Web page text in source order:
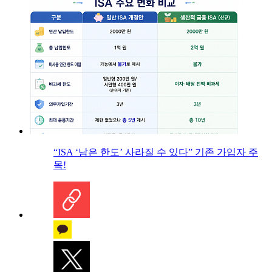
“ISA ‘남은 한도’ 사라질 수 있다” 기존 가입자 주
목!